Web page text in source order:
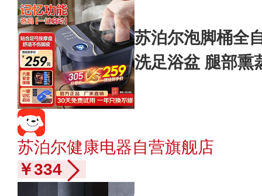
苏泊尔泡脚桶全
洗足浴盆 腿部熏
苏泊尔健康电器自营旗舰店
￥334